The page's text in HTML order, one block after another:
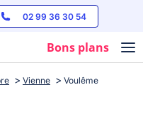
02 99 36 30 54
Bons plans
Vienne Voulême